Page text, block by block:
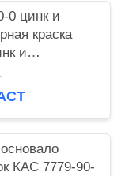
0 цинк и
краска
и
кислоты
для
КАС 7779-90-